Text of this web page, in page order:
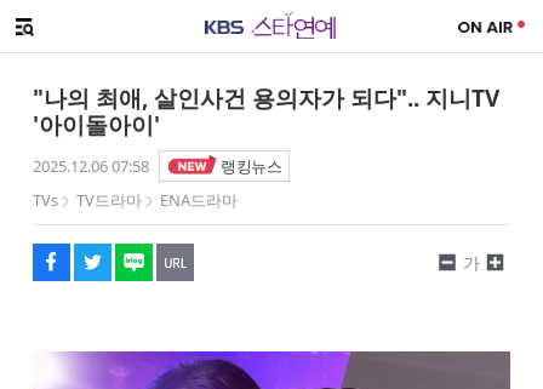
메뉴 열기
"나의 최애, 살인사건 용의자가 되다".. 지니TV
'아이돌아이'
2025.12.06 07:58
랭킹뉴스
TVs
TV드라마 ENA드라마
페이스북
트위터
네이버
URL복사
글씨 작게보기
가
글씨 크게보기
해시태그